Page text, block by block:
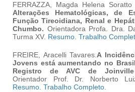
FERRAZZA, Magda Helena
Alterações Hematológicas, de
Função Tireoidiana, Renal e
Chumbo. Orientadora Profa. Dra.
Turma XV. Resumo. Trabalho
FREIRE, Aracelli Tavares.A
Jovens está aumentando no
Registro de AVC de
Orientador Prof. Dr. Norberto
Resumo. Trabalho Completo.